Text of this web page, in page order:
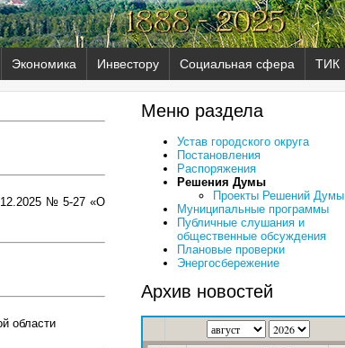
Экономика Инвестору Социальная сфера ТИК
№ 5-27 «О
области
Меню раздела
Устав городского округа
Постановления
Распоряжения
Решения Думы
Проекты Решений Думы
Муниципальные программы
Публичные слушания и
общественные обсуждения
Плановые проверки
Энергосбережение
Архив новостей